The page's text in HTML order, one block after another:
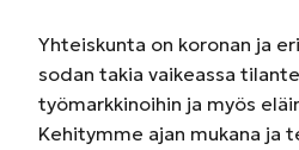
Yhteiskunta on koronan ja
sodan takia vaikeassa
työmarkkinoihin ja myös
Kehitymme ajan mukana ja